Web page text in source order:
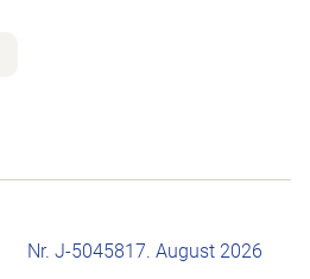
Nr. J-504581 7. August 2026